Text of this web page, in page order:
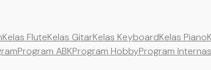
Kelas FluteKelas GitarKelas KeyboardKelas Piano
Program ABKProgram HobbyProgram